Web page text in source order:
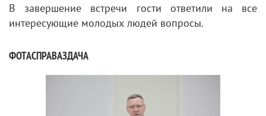
В завершение встречи гости ответили на все
интересующие молодых людей вопросы.
ФОТАСПРАВАЗДАЧА